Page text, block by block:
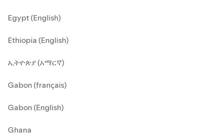
Egypt (English)
Ethiopia (English)
ኢትዮጵያ (አማርኛ)
Gabon (français)
Gabon (English)
Ghana